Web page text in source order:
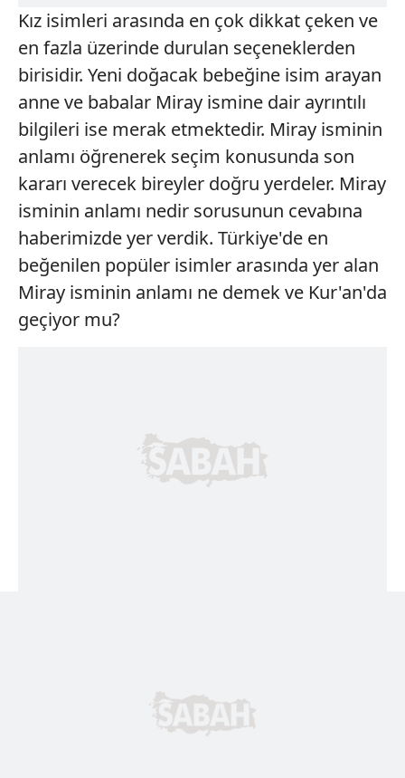
Kız isimleri arasında en çok dikkat çeken ve
en fazla üzerinde durulan seçeneklerden
birisidir. Yeni doğacak bebeğine isim arayan
anne ve babalar Miray ismine dair ayrıntılı
bilgileri ise merak etmektedir. Miray isminin
anlamı öğrenerek seçim konusunda son
kararı verecek bireyler doğru yerdeler. Miray
isminin anlamı nedir sorusunun cevabına
haberimizde yer verdik. Türkiye'de en
beğenilen popüler isimler arasında yer alan
Miray isminin anlamı ne demek ve Kur'an'da
geçiyor mu?